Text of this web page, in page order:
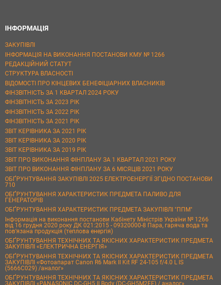
ІНФОРМАЦІЯ
ЗАКУПІВЛІ
ІНФОРМАЦІЯ НА ВИКОНАННЯ ПОСТАНОВИ КМУ № 1266
РЕДАКЦІЙНИЙ СТАТУТ
СТРУКТУРА ВЛАСНОСТІ
ВІДОМОСТІ ПРО КІНЦЕВИХ БЕНЕФІЦІАРНИХ ВЛАСНИКІВ
ФІНЗВІТНІСТЬ ЗА 1 КВАРТАЛ 2024 РОКУ
ФІНЗВІТНІСТЬ ЗА 2023 РІК
ФІНЗВІТНІСТЬ ЗА 2022 РІК
ФІНЗВІТНІСТЬ ЗА 2021 РІК
ЗВІТ КЕРІВНИКА ЗА 2021 РІК
ЗВІТ КЕРІВНИКА ЗА 2020 РІК
ЗВІТ КЕРІВНИКА ЗА 2019 РІК
ЗВІТ ПРО ВИКОНАННЯ ФІНПЛАНУ ЗА 1 КВАРТАЛ 2021 РОКУ
ЗВІТ ПРО ВИКОНАННЯ ФІНПЛАНУ ЗА 6 МІСЯЦІВ 2021 РОКУ
ОБҐРУНТУВАННЯ ЗАКУПІВЛІ 2025 ЕЛЕКТРОЕНЕРГІЇ ЗГІДНО ПОСТАНОВИ
710
ОБҐРУНТУВАННЯ ХАРАКТЕРИСТИК ПРЕДМЕТА ПАЛИВО ДЛЯ
ГЕНЕРАТОРІВ
ОБҐРУНТУВАННЯ ХАРАКТЕРИСТИК ПРЕДМЕТА ЗАКУПІВЛІ "ППМ"
Інформація на виконання постанови Кабінету Міністрів України № 1266
від 16 грудня 2020 року ДК 021:2015 - 09320000-8 Пара, гаряча вода та
пов’язана продукція (теплова енергія)
ОБҐРУНТУВАННЯ ТЕХНІЧНИХ ТА ЯКІСНИХ ХАРАКТЕРИСТИК ПРЕДМЕТА
ЗАКУПІВЛІ «ЕЛЕКТРИЧНА ЕНЕРГІЯ»
ОБҐРУНТУВАННЯ ТЕХНІЧНИХ ТА ЯКІСНИХ ХАРАКТЕРИСТИК ПРЕДМЕТА
ЗАКУПІВЛІ «Фотоапарат Canon R6 Mark II Kit RF 24-105 f/4.0 L IS
(5666C029) /аналог»
ОБҐРУНТУВАННЯ ТЕХНІЧНИХ ТА ЯКІСНИХ ХАРАКТЕРИСТИК ПРЕДМЕТА
ЗАКУПІВЛІ «PANASONIC DC-GH5 II Body (DC-GH5M2EE) / аналог»